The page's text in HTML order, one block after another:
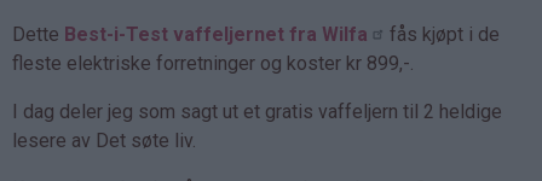
Dette Best-i-Test vaffeljernet fra Wilfa
fås kjøpt i de
fleste elektriske forretninger og koster kr 899,-.
I dag deler jeg som sagt ut et gratis vaffeljern til 2 heldige
lesere av Det søte liv.